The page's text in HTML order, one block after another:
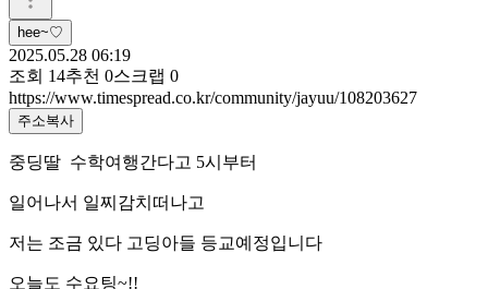
hee~♡
2025.05.28 06:19
조회 14추천 0스크랩 0
https://www.timespread.co.kr/community/jayuu/108203627
주소복사
중딩딸 수학여행간다고 5시부터
일어나서 일찌감치떠나고
저는 조금 있다 고딩아들 등교예정입니다
오늘도 수요팅~!!